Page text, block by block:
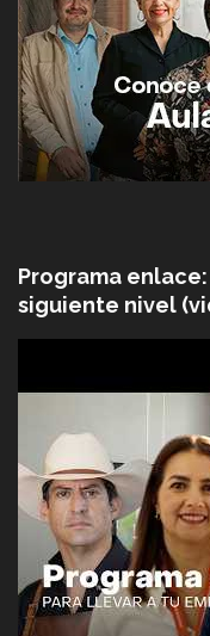
Programa
siguiente nivel